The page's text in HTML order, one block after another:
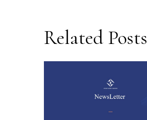
Related Posts